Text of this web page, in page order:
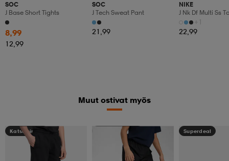
SOC
J Base Short Tights
8,99
12,99
SOC
J Tech Sweat Pant
21,99
NIKE
J Nk Df Multi Ss
+1
22,99
Muut ostivat myös
Katso hintaa Kampanja -25% Superdeal